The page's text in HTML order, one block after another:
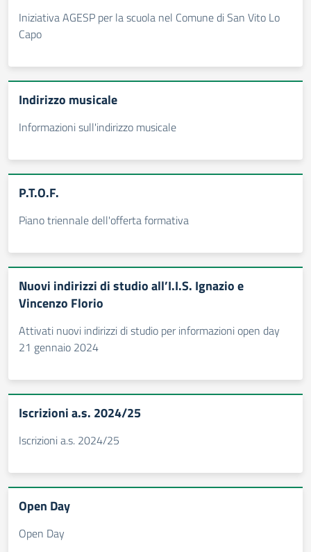
Iniziativa AGESP per la scuola nel Comune di San Vito Lo
Capo
Indirizzo musicale
Informazioni sull'indirizzo musicale
P.T.O.F.
Piano triennale dell'offerta formativa
Nuovi indirizzi di studio all’I.I.S. Ignazio e
Vincenzo Florio
Attivati nuovi indirizzi di studio per informazioni open day
21 gennaio 2024
Iscrizioni a.s. 2024/25
Iscrizioni a.s. 2024/25
Open Day
Open Day